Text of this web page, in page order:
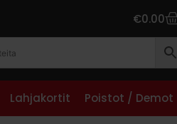
€0.00
Lahjakortit Poistot / Demot